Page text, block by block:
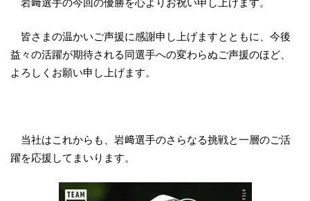
岩﨑選手の今回の優勝を心よりお祝い申し上げます。
皆さまの温かいご声援に感謝申し上げますとともに、今後
益々の活躍が期待される同選手への変わらぬご声援のほど、
よろしくお願い申し上げます。
当社はこれからも、岩﨑選手のさらなる挑戦と一層のご活
躍を応援してまいります。